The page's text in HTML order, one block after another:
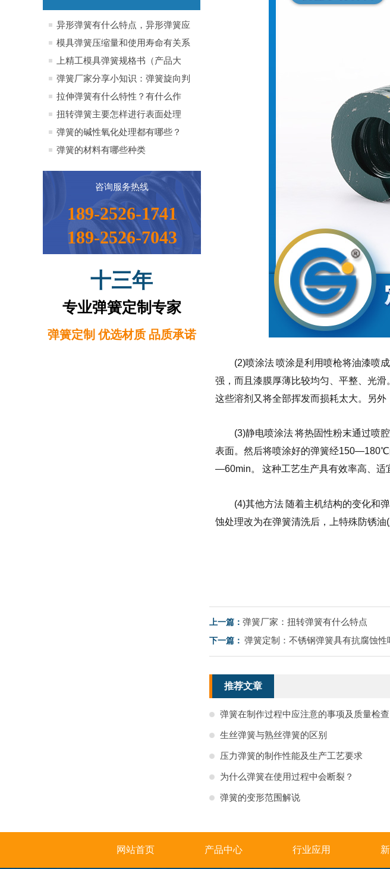
异形弹簧有什么特点，异形弹簧应
用于哪些行业产品
模具弹簧压缩量和使用寿命有关系
吗？
上精工模具弹簧规格书（产品大
全）
弹簧厂家分享小知识：弹簧旋向判
定方法小知识
拉伸弹簧有什么特性？有什么作
用？
扭转弹簧主要怎样进行表面处理
弹簧的碱性氧化处理都有哪些？
弹簧的材料有哪些种类
咨询服务热线
189-2526-1741
189-2526-7043
十三年
专业弹簧定制专家
弹簧定制 优选材质 品质承诺
(2)喷涂法 喷涂是利用喷枪将油漆喷
强，而且漆膜厚薄比较均匀、平整、光
这些溶剂又将全部挥发而损耗太大。另
(3)静电喷涂法 将热固性粉末通过喷
表面。然后将喷涂好的弹簧经150—180℃
—60min。 这种工艺生产具有效率高、适
(4)其他方法 随着主机结构的变化和
蚀处理改为在弹簧清洗后，上特殊防锈油
上一篇： 弹簧厂家：扭转弹簧有什么特点
下一篇： 弹簧定制：不锈钢弹簧具有抗腐蚀性
推荐文章
弹簧在制作过程中应注意的事项及质量检查
生丝弹簧与熟丝弹簧的区别
压力弹簧的制作性能及生产工艺要求
为什么弹簧在使用过程中会断裂？
弹簧的变形范围解说
网站首页 产品中心 行业应用